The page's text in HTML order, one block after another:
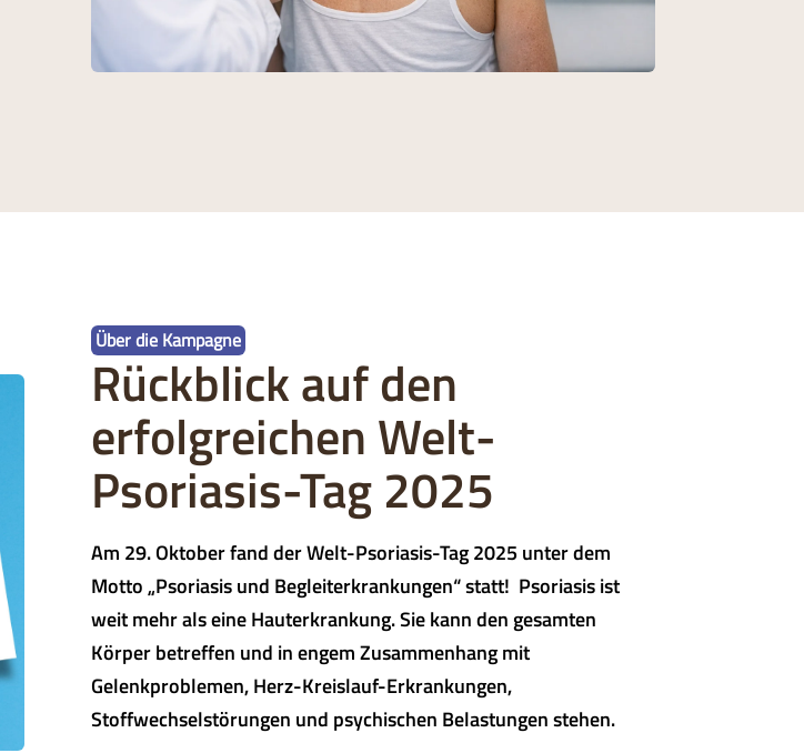
Über die Kampagne
Rückblick auf den
erfolgreichen Welt-
Psoriasis-Tag 2025
Am 29. Oktober fand der Welt-Psoriasis-Tag 2025 unter dem
Motto „Psoriasis und Begleiterkrankungen“ statt! Psoriasis ist
weit mehr als eine Hauterkrankung. Sie kann den gesamten
Körper betreffen und in engem Zusammenhang mit
Gelenkproblemen, Herz-Kreislauf-Erkrankungen,
Stoffwechselstörungen und psychischen Belastungen stehen.